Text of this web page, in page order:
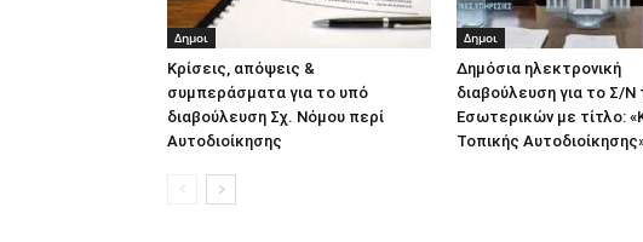
Δημοι
Κρίσεις, απόψεις &
συμπεράσματα για το υπό
διαβούλευση Σχ. Νόμου περί
Αυτοδιοίκησης
Δημοι
Δημόσια ηλεκτρονική
διαβούλευση για το Σ/Ν
Εσωτερικών με τίτλο:
Τοπικής